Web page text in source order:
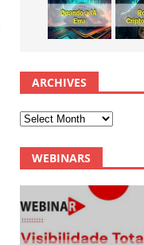
ARCHIVES
WEBINARS